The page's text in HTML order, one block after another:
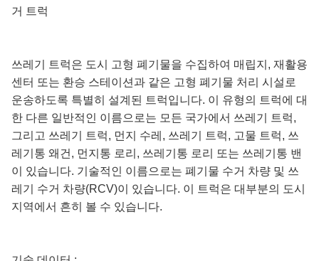
거 트럭
쓰레기 트럭은 도시 고형 폐기물을 수집하여 매립지, 재활용
센터 또는 환승 스테이션과 같은 고형 폐기물 처리 시설로
운송하도록 특별히 설계된 트럭입니다. 이 유형의 트럭에 대
한 다른 일반적인 이름으로는 모든 국가에서 쓰레기 트럭,
그리고 쓰레기 트럭, 먼지 수레, 쓰레기 트럭, 고물 트럭, 쓰
레기통 왜건, 먼지통 로리, 쓰레기통 로리 또는 쓰레기통 밴
이 있습니다. 기술적인 이름으로는 폐기물 수거 차량 및 쓰
레기 수거 차량(RCV)이 있습니다. 이 트럭은 대부분의 도시
지역에서 흔히 볼 수 있습니다.